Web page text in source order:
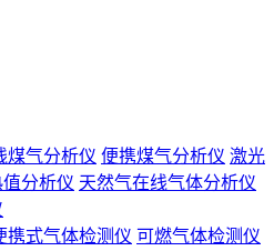
煤气分析仪 便携煤气分析仪 激光
分析仪 天然气在线气体分析仪
携式气体检测仪 可燃气体检测仪